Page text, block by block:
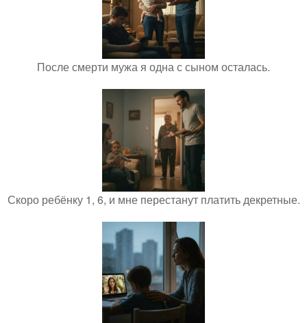
После смерти мужа я одна с сыном осталась.
Скоро ребёнку 1, 6, и мне перестанут платить декретные.